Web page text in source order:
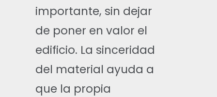
importante, sin dejar
de poner en valor el
edificio. La sinceridad
del material ayuda a
que la propia